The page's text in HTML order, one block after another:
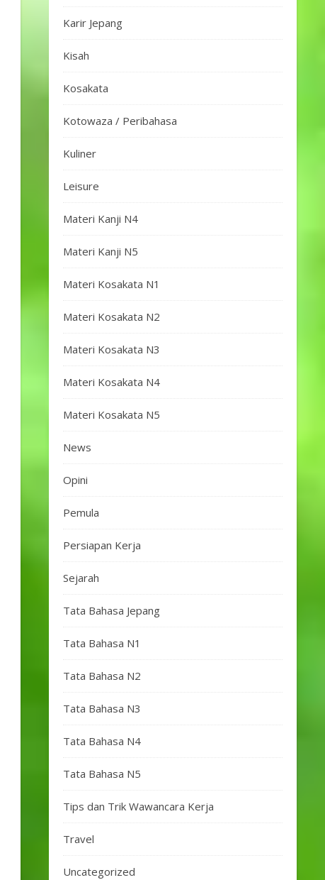
Karir Jepang
Kisah
Kosakata
Kotowaza / Peribahasa
Kuliner
Leisure
Materi Kanji N4
Materi Kanji N5
Materi Kosakata N1
Materi Kosakata N2
Materi Kosakata N3
Materi Kosakata N4
Materi Kosakata N5
News
Opini
Pemula
Persiapan Kerja
Sejarah
Tata Bahasa Jepang
Tata Bahasa N1
Tata Bahasa N2
Tata Bahasa N3
Tata Bahasa N4
Tata Bahasa N5
Tips dan Trik Wawancara Kerja
Travel
Uncategorized